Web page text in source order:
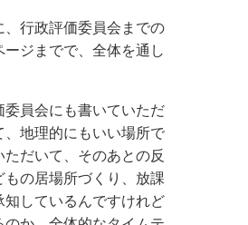
、行政評価委員会までの
ジまでで、全体を通し
委員会にも書いていただ
地理的にもいい場所で
だいて、そのあとの反
の居場所づくり、放課
しているんですけれど